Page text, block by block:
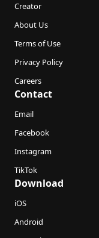
Creator
About Us
Terms of Use
Privacy Policy
Careers
Contact
Email
Facebook
Instagram
TikTok
Download
iOS
Android